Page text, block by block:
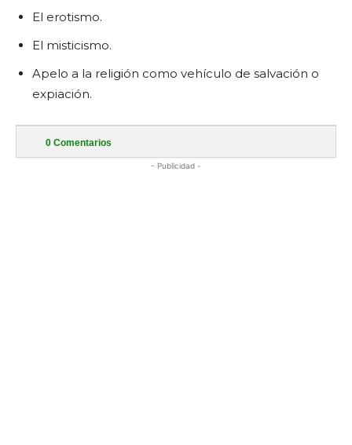
El erotismo.
El misticismo.
Apelo a la religión como vehículo de salvación o
expiación.
0 Comentarios
- Publicidad -